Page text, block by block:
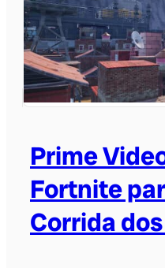
Prime
Fortnite
Corrida